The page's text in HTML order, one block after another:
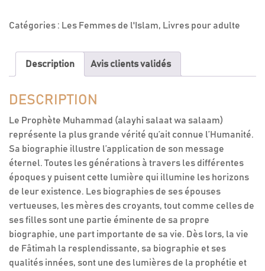
Zahra,
bien-
aimée
Prophète
saws
Catégories : Les Femmes de l'Islam, Livres pour adulte
Description Avis clients validés
DESCRIPTION
Le Prophète Muhammad (alayhi salaat wa salaam)
représente la plus grande vérité qu’ait connue l’Humanité.
Sa biographie illustre l’application de son message
éternel. Toutes les générations à travers les différentes
époques y puisent cette lumière qui illumine les horizons
de leur existence. Les biographies de ses épouses
vertueuses, les mères des croyants, tout comme celles de
ses filles sont une partie éminente de sa propre
biographie, une part importante de sa vie. Dès lors, la vie
de Fâtimah la resplendissante, sa biographie et ses
qualités innées, sont une des lumières de la prophétie et